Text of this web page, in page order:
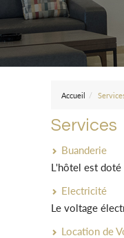
Accueil
Services
Buanderie
L'hôtel est doté
Electricité
Le voltage
Location de